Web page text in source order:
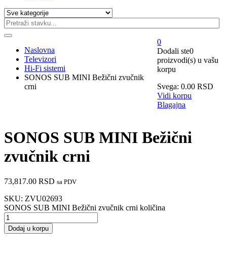
0
Dodali ste0
proizvodi(s) u vašu
korpu
Svega: 0.00RSD
Vidi korpu
Blagajna
Naslovna
Televizori
Hi-Fi sistemi
SONOS SUB MINI Bežični zvučnik
crni
SONOS SUB MINI Bežični
zvučnik crni
73,817.00 RSD sa PDV
SKU: ZVU02693
SONOS SUB MINI Bežični zvučnik crni količina
Dodaj u korpu